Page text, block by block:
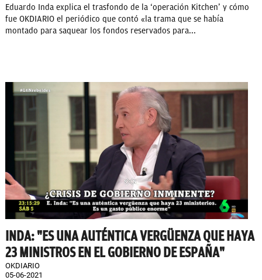
Eduardo Inda explica el trasfondo de la ‘operación Kitchen’ y cómo
fue OKDIARIO el periódico que contó «la trama que se había
montado para saquear los fondos reservados para...
INDA: "ES UNA AUTÉNTICA VERGÜENZA QUE HAYA
23 MINISTROS EN EL GOBIERNO DE ESPAÑA"
OKDIARIO
05-06-2021